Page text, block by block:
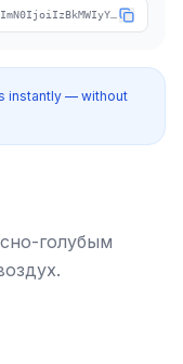
голубым
instantly — without